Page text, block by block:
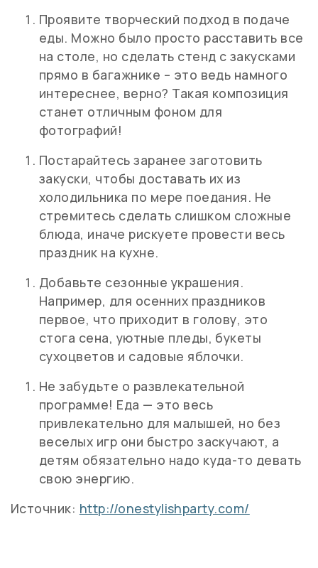
Проявите творческий подход в подаче
еды. Можно было просто расставить все
на столе, но сделать стенд с закусками
прямо в багажнике – это ведь намного
интереснее, верно? Такая композиция
станет отличным фоном для
фотографий!
Постарайтесь заранее заготовить
закуски, чтобы доставать их из
холодильника по мере поедания. Не
стремитесь сделать слишком сложные
блюда, иначе рискуете провести весь
праздник на кухне.
Добавьте сезонные украшения.
Например, для осенних праздников
первое, что приходит в голову, это
стога сена, уютные пледы, букеты
сухоцветов и садовые яблочки.
Не забудьте о развлекательной
программе! Еда — это весь
привлекательно для малышей, но без
веселых игр они быстро заскучают, а
детям обязательно надо куда-то девать
свою энергию.
Источник: http://onestylishparty.com/